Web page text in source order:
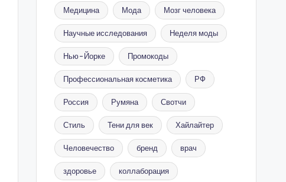
Медицина Мода Мозг человека
Научные исследования Неделя моды
Нью-Йорке Промокоды
Профессиональная косметика РФ
Россия Румяна Свотчи
Стиль Тени для век Хайлайтер
Человечество бренд врач
здоровье коллаборация